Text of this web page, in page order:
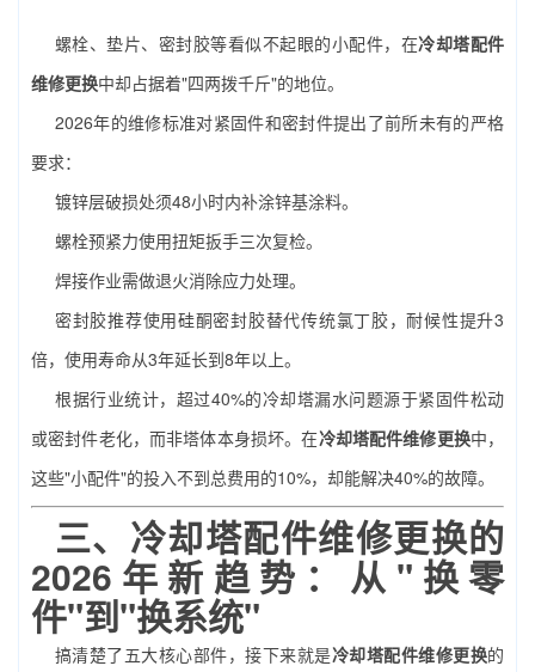
螺栓、垫片、密封胶等看似不起眼的小配件，在冷却塔配件
维修更换中却占据着"四两拨千斤"的地位。
2026年的维修标准对紧固件和密封件提出了前所未有的严格
要求：
镀锌层破损处须48小时内补涂锌基涂料。
螺栓预紧力使用扭矩扳手三次复检。
焊接作业需做退火消除应力处理。
密封胶推荐使用硅酮密封胶替代传统氯丁胶，耐候性提升3
倍，使用寿命从3年延长到8年以上。
根据行业统计，超过40%的冷却塔漏水问题源于紧固件松动
或密封件老化，而非塔体本身损坏。在冷却塔配件维修更换中，
这些"小配件"的投入不到总费用的10%，却能解决40%的故障。
三、 冷却塔配件维修更换的
2026年新趋势：从"换零
件"到"换系统"
搞清楚了五大核心部件，接下来就是冷却塔配件维修更换的